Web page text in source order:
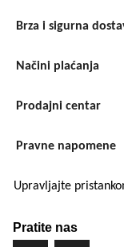
Brza i sigurna
Načini plaćanja
Prodajni centar
Pravne napomene
Upravljajte
Pratite nas